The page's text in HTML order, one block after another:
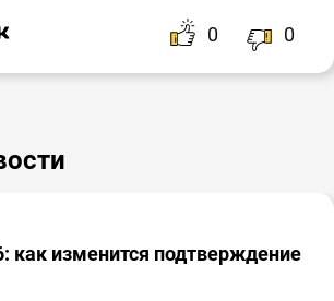
0 0
как изменится подтверждение